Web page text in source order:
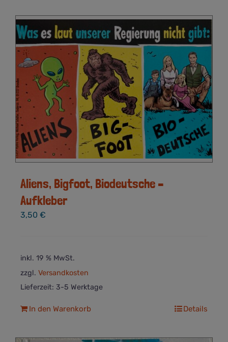
Aliens, Bigfoot, Biodeutsche –
Aufkleber
3,50 €
inkl. 19 % MwSt.
zzgl. Versandkosten
Lieferzeit: 3-5 Werktage
In den Warenkorb Details